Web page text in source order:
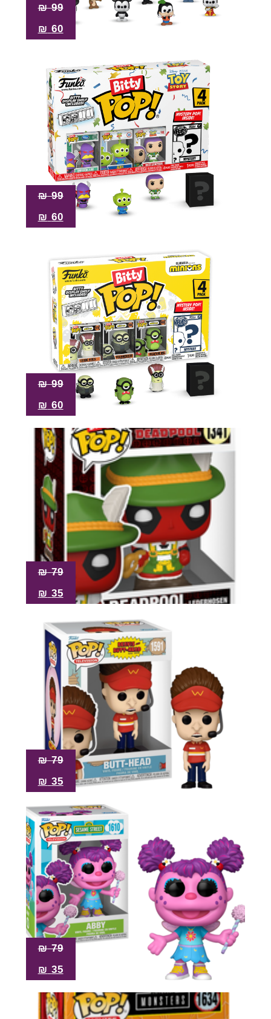
99
₪
60
₪
99
₪
60
₪
99
₪
60
₪
79
₪
35
₪
79
₪
35
₪
79
₪
35
₪